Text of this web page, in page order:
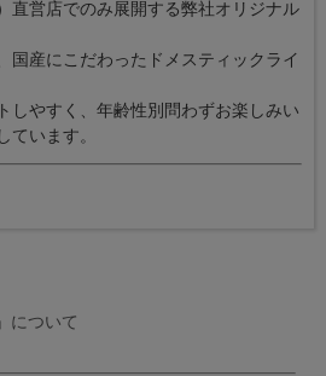
直営店でのみ展開する弊社オリジナル
国産にこだわったドメスティックライ
しやすく、年齢性別問わずお楽しみい
ています。
について